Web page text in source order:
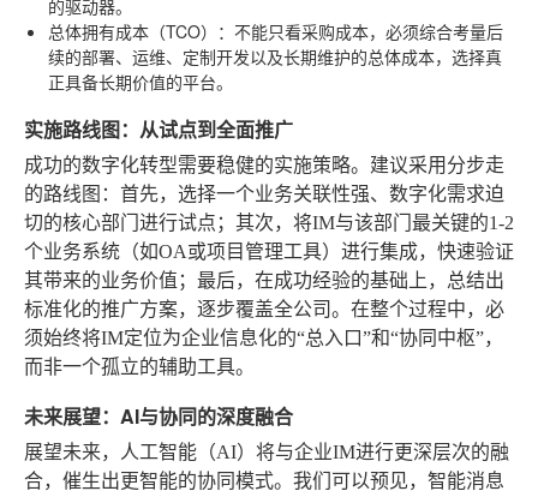
的驱动器。
总体拥有成本（TCO） ：不能只看采购成本，必须综合考量后
续的部署、运维、定制开发以及长期维护的总体成本，选择真
正具备长期价值的平台。
实施路线图：从试点到全面推广
成功的数字化转型需要稳健的实施策略。建议采用分步走
的路线图：首先，选择一个业务关联性强、数字化需求迫
切的核心部门进行试点；其次，将IM与该部门最关键的1-2
个业务系统（如OA或项目管理工具）进行集成，快速验证
其带来的业务价值；最后，在成功经验的基础上，总结出
标准化的推广方案，逐步覆盖全公司。在整个过程中，必
须始终将IM定位为企业信息化的“总入口”和“协同中枢”，
而非一个孤立的辅助工具。
未来展望：AI与协同的深度融合
展望未来，人工智能（AI）将与企业IM进行更深层次的融
合，催生出更智能的协同模式。我们可以预见，智能消息